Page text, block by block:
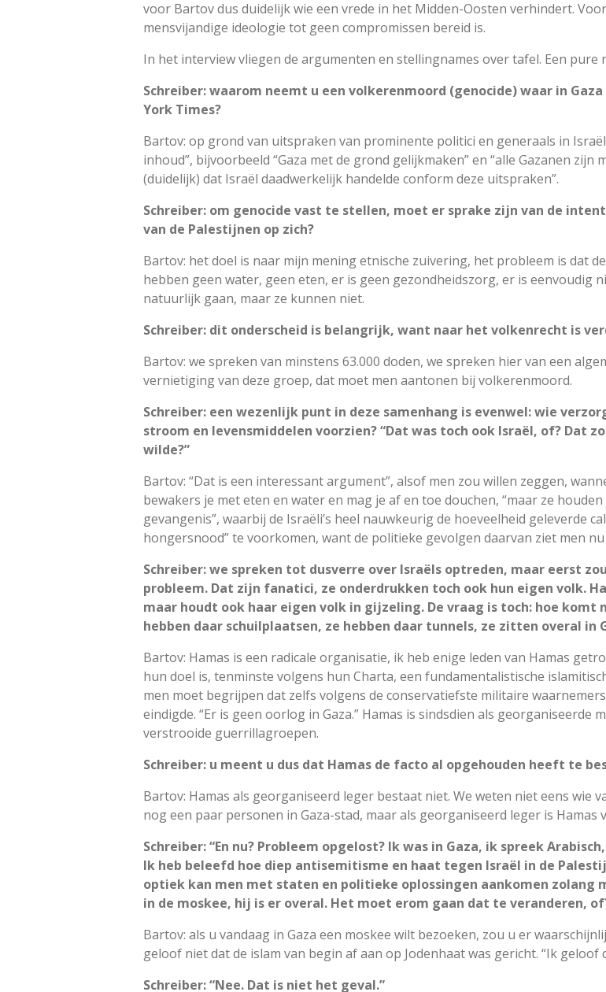
voor Bartov dus duidelijk wie een vrede in het Midden-Oosten verhindert.
mensvijandige ideologie tot geen compromissen bereid is.
In het interview vliegen de argumenten en stellingnames over tafel. Een pure
Schreiber: waarom neemt u een volkerenmoord (genocide) waar in
York Times?
Bartov: op grond van uitspraken van prominente politici en generaals in
inhoud”, bijvoorbeeld “Gaza met de grond gelijkmaken” en “alle Gazanen zijn
(duidelijk) dat Israël daadwerkelijk handelde conform deze uitspraken”.
Schreiber: om genocide vast te stellen, moet er sprake zijn van de
van de Palestijnen op zich?
Bartov: het doel is naar mijn mening etnische zuivering, het probleem is dat
hebben geen water, geen eten, er is geen gezondheidszorg, er is eenvoudig
natuurlijk gaan, maar ze kunnen niet.
Schreiber: dit onderscheid is belangrijk, want naar het volkenrecht is
Bartov: we spreken van minstens 63.000 doden, we spreken hier van een
vernietiging van deze groep, dat moet men aantonen bij volkerenmoord.
Schreiber: een wezenlijk punt in deze samenhang is evenwel: wie
stroom en levensmiddelen voorzien? “Dat was toch ook Israël, of? Dat
wilde?”
Bartov: “Dat is een interessant argument”, alsof men zou willen zeggen,
bewakers je met eten en water en mag je af en toe douchen, “maar ze
gevangenis”, waarbij de Israëli’s heel nauwkeurig de hoeveelheid geleverde
hongersnood” te voorkomen, want de politieke gevolgen daarvan ziet men
Schreiber: we spreken tot dusverre over Israëls optreden, maar eerst
probleem. Dat zijn fanatici, ze onderdrukken toch ook hun eigen volk.
maar houdt ook haar eigen volk in gijzeling. De vraag is toch: hoe komt
hebben daar schuilplaatsen, ze hebben daar tunnels, ze zitten overal in
Bartov: Hamas is een radicale organisatie, ik heb enige leden van Hamas
hun doel is, tenminste volgens hun Charta, een fundamentalistische
men moet begrijpen dat zelfs volgens de conservatiefste militaire
eindigde. “Er is geen oorlog in Gaza.” Hamas is sindsdien als
verstrooide guerrillagroepen.
Schreiber: u meent u dus dat Hamas de facto al opgehouden heeft te
Bartov: Hamas als georganiseerd leger bestaat niet. We weten niet eens wie
nog een paar personen in Gaza-stad, maar als georganiseerd leger is Hamas
Schreiber: “En nu? Probleem opgelost? Ik was in Gaza, ik spreek
Ik heb beleefd hoe diep antisemitisme en haat tegen Israël in de
optiek kan men met staten en politieke oplossingen aankomen zolang
in de moskee, hij is er overal. Het moet erom gaan dat te veranderen,
Bartov: als u vandaag in Gaza een moskee wilt bezoeken, zou u er
geloof niet dat de islam van begin af aan op Jodenhaat was gericht. “Ik geloof
Schreiber: “Nee. Dat is niet het geval.”